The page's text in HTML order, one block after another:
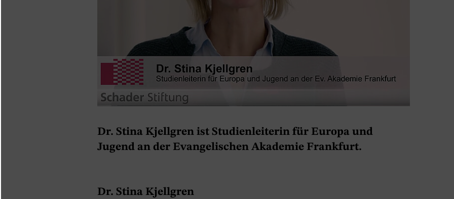
Dr. Stina Kjellgren ist Studienleiterin für Europa und
Jugend an der Evangelischen Akademie Frankfurt.
Dr. Stina Kjellgren